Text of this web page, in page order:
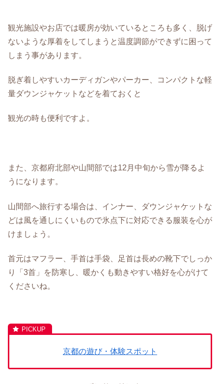
観光施設やお店では暖房が効いているところも多く、脱げ
ないような厚着をしてしまうと温度調節ができずに困って
しまう事があります。
脱ぎ着しやすいカーディガンやパーカー、コンパクトな軽
量ダウンジャケットなどを着ておくと
観光の時も便利ですよ。
また、京都府北部や山間部では12月中旬から雪が降るよ
うになります。
山間部へ旅行する場合は、インナー、ダウンジャケットな
どは風を通しにくいもので氷点下に対応できる服装を心が
けましょう。
首元はマフラー、手首は手袋、足首は長めの靴下でしっか
り「3首」を防寒し、暖かくも動きやすい格好を心がけて
くださいね。
京都の遊び・体験スポット